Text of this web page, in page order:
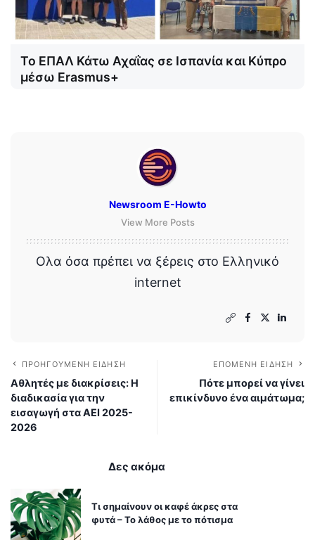
Το ΕΠΑΛ Κάτω Αχαΐας σε Ισπανία και Κύπρο
μέσω Erasmus+
Newsroom E-Howto
View More Posts
Ολα όσα πρέπει να ξέρεις στο Ελληνικό
internet
ΠΡΟΗΓΟΎΜΕΝΗ ΕΊΔΗΣΗ
Αθλητές με διακρίσεις: Η
διαδικασία για την
εισαγωγή στα ΑΕΙ 2025-
2026
ΕΠΌΜΕΝΗ ΕΊΔΗΣΗ
Πότε μπορεί να γίνει
επικίνδυνο ένα αιμάτωμα;
Δες ακόμα
Τι σημαίνουν οι καφέ άκρες στα
φυτά – Το λάθος με το πότισμα